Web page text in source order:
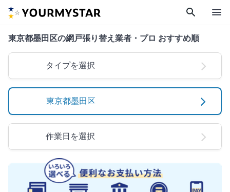
search menu
東京都墨田区の網戸張り替え業者・プロ おすすめ順
タイプを選択
東京都墨田区
作業日を選択